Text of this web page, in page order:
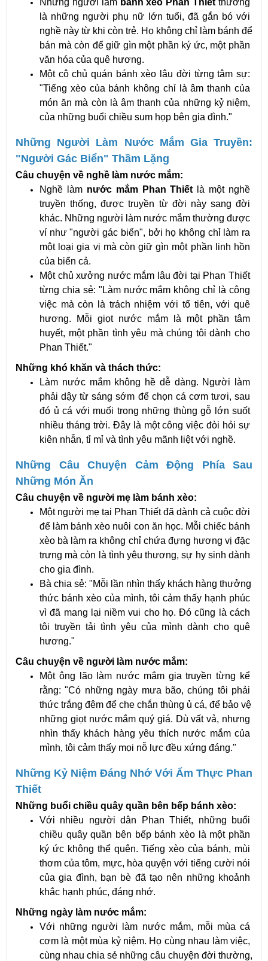
là những người phụ nữ lớn tuổi, đã gắn bó với
nghề này từ khi còn trẻ. Họ không chỉ làm bánh để
bán mà còn để giữ gìn một phần ký ức, một phần
văn hóa của quê hương.
Một cô chủ quán bánh xèo lâu đời từng tâm sự:
"Tiếng xèo của bánh không chỉ là âm thanh của
món ăn mà còn là âm thanh của những kỷ niệm,
của những buổi chiều sum họp bên gia đình."
Những Người Làm Nước Mắm Gia Truyền:
"Người Gác Biển" Thầm Lặng
Câu chuyện về nghề làm nước mắm:
Nghề làm nước mắm Phan Thiết là một nghề
truyền thống, được truyền từ đời này sang đời
khác. Những người làm nước mắm thường được
ví như "người gác biển", bởi họ không chỉ làm ra
một loại gia vị mà còn giữ gìn một phần linh hồn
của biển cả.
Một chủ xưởng nước mắm lâu đời tại Phan Thiết
từng chia sẻ: "Làm nước mắm không chỉ là công
việc mà còn là trách nhiệm với tổ tiên, với quê
hương. Mỗi giọt nước mắm là một phần tâm
huyết, một phần tình yêu mà chúng tôi dành cho
Phan Thiết."
Những khó khăn và thách thức:
Làm nước mắm không hề dễ dàng. Người làm
phải dậy từ sáng sớm để chọn cá cơm tươi, sau
đó ủ cá với muối trong những thùng gỗ lớn suốt
nhiều tháng trời. Đây là một công việc đòi hỏi sự
kiên nhẫn, tỉ mỉ và tình yêu mãnh liệt với nghề.
Những Câu Chuyện Cảm Động Phía Sau
Những Món Ăn
Câu chuyện về người mẹ làm bánh xèo:
Một người mẹ tại Phan Thiết đã dành cả cuộc đời
để làm bánh xèo nuôi con ăn học. Mỗi chiếc bánh
xèo bà làm ra không chỉ chứa đựng hương vị đặc
trưng mà còn là tình yêu thương, sự hy sinh dành
cho gia đình.
Bà chia sẻ: "Mỗi lần nhìn thấy khách hàng thưởng
thức bánh xèo của mình, tôi cảm thấy hạnh phúc
vì đã mang lại niềm vui cho họ. Đó cũng là cách
tôi truyền tải tình yêu của mình dành cho quê
hương."
Câu chuyện về người làm nước mắm:
Một ông lão làm nước mắm gia truyền từng kể
rằng: "Có những ngày mưa bão, chúng tôi phải
thức trắng đêm để che chắn thùng ủ cá, để bảo vệ
những giọt nước mắm quý giá. Dù vất vả, nhưng
nhìn thấy khách hàng yêu thích nước mắm của
mình, tôi cảm thấy mọi nỗ lực đều xứng đáng."
Những Kỷ Niệm Đáng Nhớ Với Ẩm Thực Phan
Thiết
Những buổi chiều quây quần bên bếp bánh xèo:
Với nhiều người dân Phan Thiết, những buổi
chiều quây quần bên bếp bánh xèo là một phần
ký ức không thể quên. Tiếng xèo của bánh, mùi
thơm của tôm, mực, hòa quyện với tiếng cười nói
của gia đình, bạn bè đã tạo nên những khoảnh
khắc hạnh phúc, đáng nhớ.
Những ngày làm nước mắm:
Với những người làm nước mắm, mỗi mùa cá
cơm là một mùa kỷ niệm. Họ cùng nhau làm việc,
cùng nhau chia sẻ những câu chuyện đời thường,